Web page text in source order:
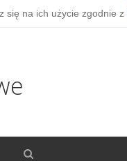
się na ich użycie zgodnie z